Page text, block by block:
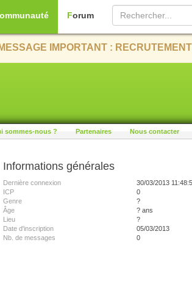
Communauté Forum
MESSAGE IMPORTANT :
sommes-nous ? Partenaires Nous contacter
Informations générales
Dernière connexion
30/03/2013
ICP
0
Genre
?
Âge
? ans
Lieu
?
Date d'inscription
05/03/2013
Nb. de messages
0